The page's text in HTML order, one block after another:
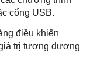
cổng USB.
điều khiển
trị tương đương